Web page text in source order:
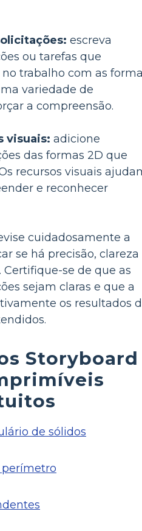
escreva
ou tarefas que
trabalho com as
variedade de
a compreensão.
visuais: adicione
das formas 2D que
recursos visuais
e reconhecer
cuidadosamente a
se há precisão, clareza
se de que as
sejam claras e que a
os resultados
Storyboard
de sólidos
perímetro